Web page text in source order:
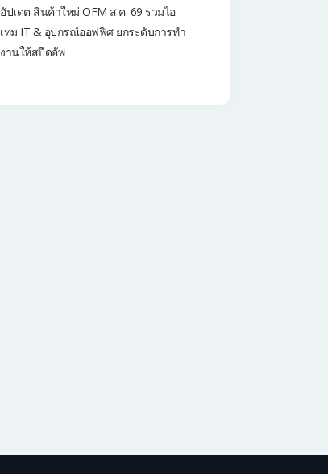
อัปเดต สินค้าใหม่ OFM ส.ค. 69 รวมไอ
เทม IT & อุปกรณ์ออฟฟิศ ยกระดับการทำ
งานให้สปีดอัพ